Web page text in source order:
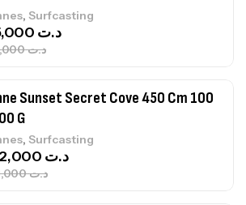
Sunset Secret Cove 450 Cm 100
G
,Surfcasting
Sunset Secret Cove 420 Cm 100
G
,Surfcasting